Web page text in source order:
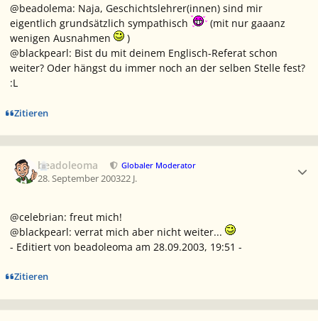
@beadolema: Naja, Geschichtslehrer(innen) sind mir
eigentlich grundsätzlich sympathisch
(mit nur gaaanz
wenigen Ausnahmen
)
@blackpearl: Bist du mit deinem Englisch-Referat schon
weiter? Oder hängst du immer noch an der selben Stelle fest?
:L
Zitieren
beadoleoma Globaler Moderator
28. September 200322 J.
@celebrian: freut mich!
@blackpearl: verrat mich aber nicht weiter...
- Editiert von beadoleoma am 28.09.2003, 19:51 -
Zitieren